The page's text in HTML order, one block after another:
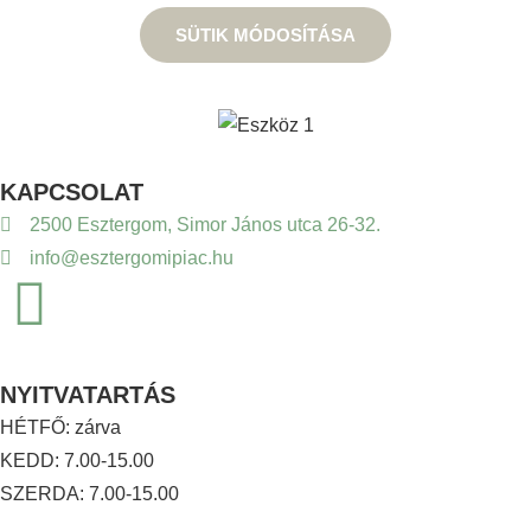
SÜTIK MÓDOSÍTÁSA
KAPCSOLAT
2500 Esztergom, Simor János utca 26-32.
info@esztergomipiac.hu
NYITVATARTÁS
HÉTFŐ: zárva
KEDD: 7.00-15.00
SZERDA: 7.00-15.00